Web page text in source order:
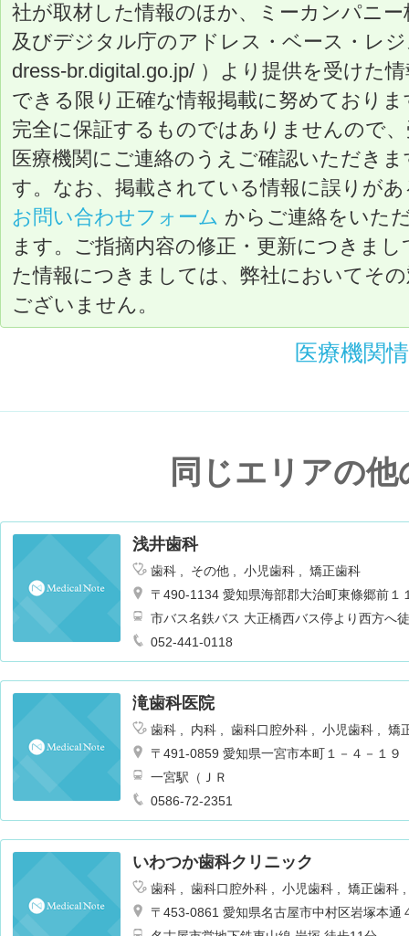
社が取材した情報のほか、ミーカンパニ
及びデジタル庁のアドレス・ベース・レ
dress-br.digital.go.jp/ ）より提供を受けた
できる限り正確な情報掲載に努めており
完全に保証するものではありませんので
医療機関にご連絡のうえご確認いただき
す。なお、掲載されている情報に誤りが
お問い合わせフォーム からご連絡をいた
ます。ご指摘内容の修正・更新につきま
た情報につきましては、弊社においてそ
ございません。
医療機関
同じエリアの他
浅井歯科
歯科 その他 小児歯科
矯正歯科
〒490-1134 愛知県海部郡大治町東條郷前１
市バス名鉄バス 大正橋西バス停より西方へ
052-441-0118
滝歯科医院
歯科 内科 歯科口腔外科 小児歯科
矯
〒491-0859 愛知県一宮市本町１－４－１９
一宮駅（ＪＲ
0586-72-2351
いわつか歯科クリニック
歯科 歯科口腔外科 小児歯科
矯正歯科
〒453-0861 愛知県名古屋市中村区岩塚本通